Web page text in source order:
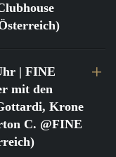
| FINE
mit den
Krone
C. @FINE